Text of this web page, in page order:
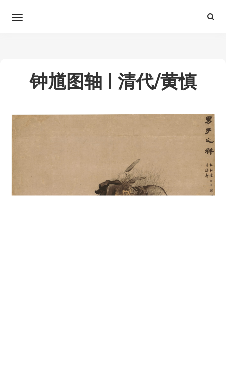
钟馗图轴 | 清代/黄慎